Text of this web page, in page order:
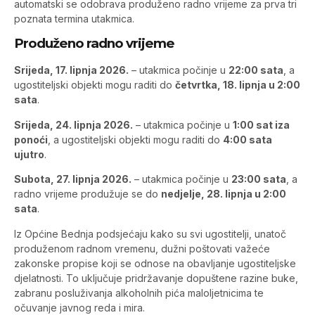
automatski se odobrava produženo radno vrijeme za prva tri
poznata termina utakmica.
Produženo radno vrijeme
Srijeda, 17. lipnja 2026. – utakmica počinje u 22:00 sata , a
ugostiteljski objekti mogu raditi do četvrtka, 18. lipnja u 2:00
sata.
Srijeda, 24. lipnja 2026. – utakmica počinje u 1:00 sat iza
ponoći , a ugostiteljski objekti mogu raditi do 4:00 sata
ujutro.
Subota, 27. lipnja 2026. – utakmica počinje u 23:00 sata , a
radno vrijeme produžuje se do nedjelje, 28. lipnja u 2:00
sata.
Iz Općine Bednja podsjećaju kako su svi ugostitelji, unatoč
produženom radnom vremenu, dužni poštovati važeće
zakonske propise koji se odnose na obavljanje ugostiteljske
djelatnosti. To uključuje pridržavanje dopuštene razine buke,
zabranu posluživanja alkoholnih pića maloljetnicima te
očuvanje javnog reda i mira.